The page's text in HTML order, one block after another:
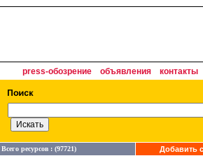
press-обозрение объявления контакты
Всего ресурсов : (97721) Добавить